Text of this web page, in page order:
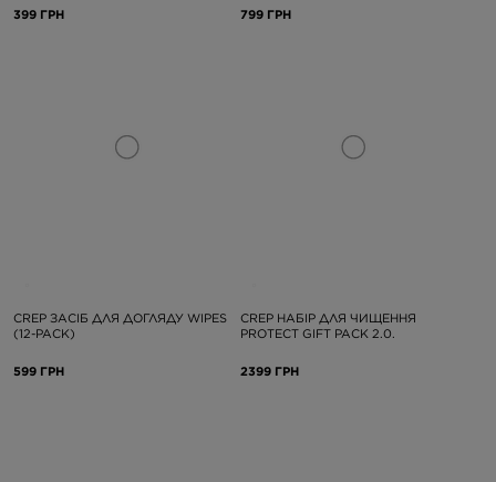
399 ГРН 799 ГРН
CREP ЗАСІБ ДЛЯ ДОГЛЯДУ WIPES
(12-PACK)
599 ГРН
CREP НАБІР ДЛЯ ЧИЩЕННЯ
PROTECT GIFT PACK 2.0.
2399 ГРН